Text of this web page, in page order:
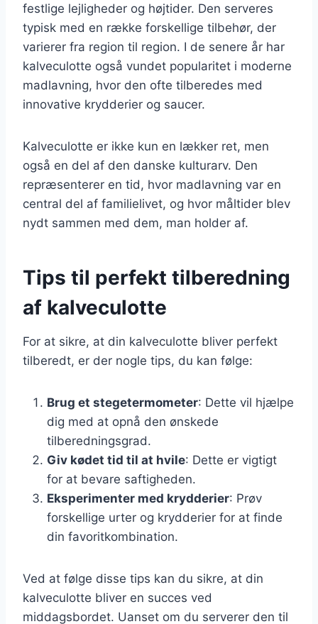
festlige lejligheder og højtider. Den serveres
typisk med en række forskellige tilbehør, der
varierer fra region til region. I de senere år har
kalveculotte også vundet popularitet i moderne
madlavning, hvor den ofte tilberedes med
innovative krydderier og saucer.
Kalveculotte er ikke kun en lækker ret, men
også en del af den danske kulturarv. Den
repræsenterer en tid, hvor madlavning var en
central del af familielivet, og hvor måltider blev
nydt sammen med dem, man holder af.
Tips til perfekt tilberedning
af kalveculotte
For at sikre, at din kalveculotte bliver perfekt
tilberedt, er der nogle tips, du kan følge:
Brug et stegetermometer: Dette vil hjælpe
dig med at opnå den ønskede
tilberedningsgrad.
Giv kødet tid til at hvile: Dette er vigtigt
for at bevare saftigheden.
Eksperimenter med krydderier: Prøv
forskellige urter og krydderier for at finde
din favoritkombination.
Ved at følge disse tips kan du sikre, at din
kalveculotte bliver en succes ved
middagsbordet. Uanset om du serverer den til